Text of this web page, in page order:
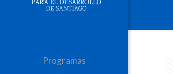
Programas